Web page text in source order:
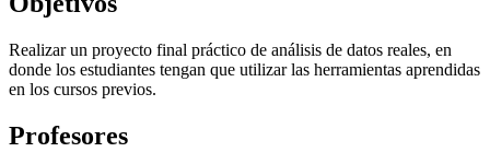
Realizar un proyecto final práctico de análisis de datos reales, en
donde los estudiantes tengan que utilizar las herramientas aprendidas
en los cursos previos.
Profesores